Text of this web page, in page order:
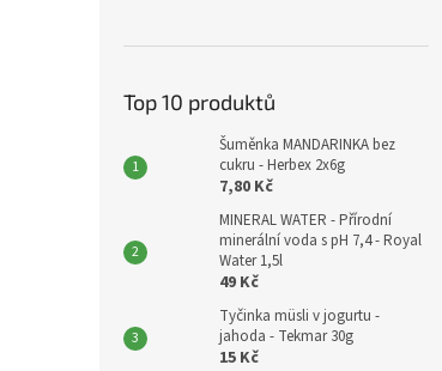
Top 10 produktů
Šuměnka MANDARINKA bez
cukru - Herbex 2x6g
7,80 Kč
MINERAL WATER - Přírodní
minerální voda s pH 7,4 - Royal
Water 1,5l
49 Kč
Tyčinka müsli v jogurtu -
jahoda - Tekmar 30g
15 Kč